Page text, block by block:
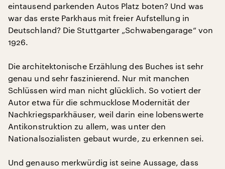
eintausend parkenden Autos Platz boten? Und was
war das erste Parkhaus mit freier Aufstellung in
Deutschland? Die Stuttgarter „Schwabengarage“ von
1926.
Die architektonische Erzählung des Buches ist sehr
genau und sehr faszinierend. Nur mit manchen
Schlüssen wird man nicht glücklich. So votiert der
Autor etwa für die schmucklose Modernität der
Nachkriegsparkhäuser, weil darin eine lobenswerte
Antikonstruktion zu allem, was unter den
Nationalsozialisten gebaut wurde, zu erkennen sei.
Und genauso merkwürdig ist seine Aussage, dass